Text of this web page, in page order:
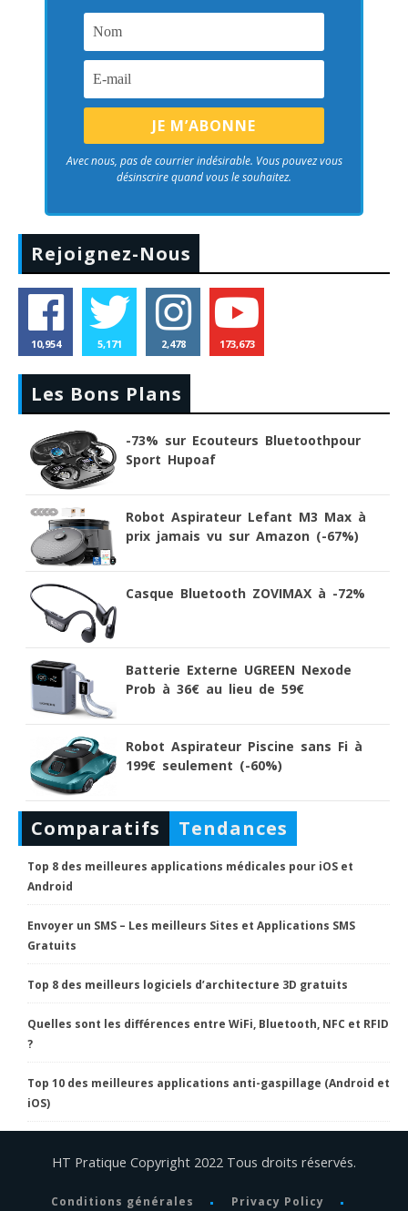
Avec nous, pas de courrier indésirable. Vous pouvez vous
désinscrire quand vous le souhaitez.
Rejoignez-Nous
10,954 5,171 2,478 173,673
Les Bons Plans
-73% sur Ecouteurs Bluetoothpour
Sport Hupoaf
Robot Aspirateur Lefant M3 Max à
prix jamais vu sur Amazon (-67%)
Casque Bluetooth ZOVIMAX à -72%
Batterie Externe UGREEN Nexode
Prob à 36€ au lieu de 59€
Robot Aspirateur Piscine sans Fi à
199€ seulement (-60%)
Comparatifs Tendances
Top 8 des meilleures applications médicales pour iOS et
Android
Envoyer un SMS – Les meilleurs Sites et Applications SMS
Gratuits
Top 8 des meilleurs logiciels d’architecture 3D gratuits
Quelles sont les différences entre WiFi, Bluetooth, NFC et RFID
?
Top 10 des meilleures applications anti-gaspillage (Android et
iOS)
HT Pratique Copyright 2022 Tous droits réservés.
Conditions générales Privacy Policy